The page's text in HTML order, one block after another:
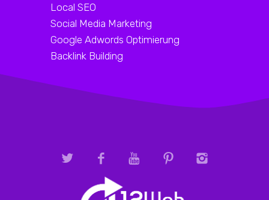
Local SEO
Social Media Marketing
Google Adwords Optimierung
Backlink Building